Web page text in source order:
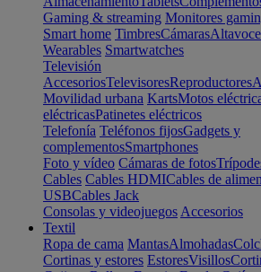
Gaming & streaming Monitores
Smart home TimbresCámaras
Wearables Smartwatches
Televisión
AccesoriosTelevisoresReproductores
Movilidad urbana KartsMotos
eléctricasPatinetes eléctricos
Telefonía Teléfonos fijosGadgets y
complementosSmartphones
Foto y vídeo Cámaras de fotos
Cables Cables HDMICables de
USBCables Jack
Consolas y videojuegos Accesorios
Textil
Ropa de cama MantasAlmohadas
Cortinas y estores EstoresVisillos